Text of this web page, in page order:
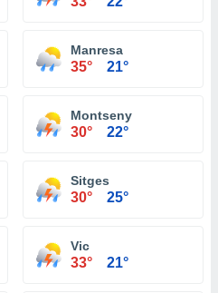
Manresa
35° 21°
Montseny
30° 22°
Sitges
30° 25°
Vic
33° 21°